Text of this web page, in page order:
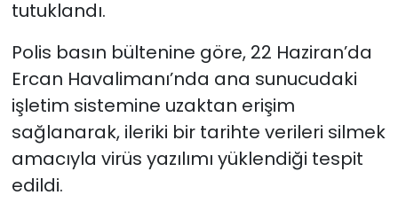
tutuklandı.
Polis basın bültenine göre, 22 Haziran’da
Ercan Havalimanı’nda ana sunucudaki
işletim sistemine uzaktan erişim
sağlanarak, ileriki bir tarihte verileri silmek
amacıyla virüs yazılımı yüklendiği tespit
edildi.
Otomobil Dünyası
Politika
SAĞLIK
Spor